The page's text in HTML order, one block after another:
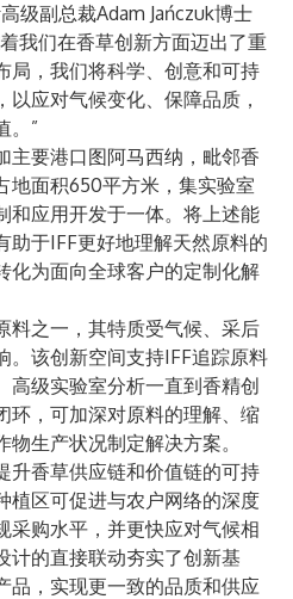
级副总裁Adam Jańczuk博士
我们在香草创新方面迈出了重
局，我们将科学、创意和可持
应对气候变化、保障品质，
。”
主要港口图阿马西纳，毗邻香
地面积650平方米，集实验室
和应用开发于一体。将上述能
助于IFF更好地理解天然原料的
化为面向全球客户的定制化解
料之一，其特质受气候、采后
。该创新空间支持IFF追踪原料
高级实验室分析一直到香精创
环，可加深对原料的理解、缩
生产状况制定解决方案。
升香草供应链和价值链的可持
植区可促进与农户网络的深度
采购水平，并更快应对气候相
计的直接联动夯实了创新基
品，实现更一致的品质和供应